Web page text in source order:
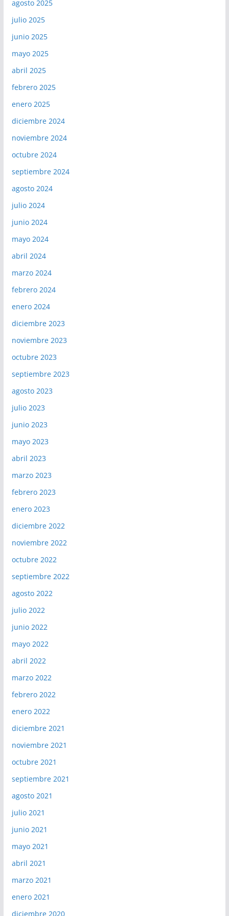
agosto 2025
julio 2025
junio 2025
mayo 2025
abril 2025
febrero 2025
enero 2025
diciembre 2024
noviembre 2024
octubre 2024
septiembre 2024
agosto 2024
julio 2024
junio 2024
mayo 2024
abril 2024
marzo 2024
febrero 2024
enero 2024
diciembre 2023
noviembre 2023
octubre 2023
septiembre 2023
agosto 2023
julio 2023
junio 2023
mayo 2023
abril 2023
marzo 2023
febrero 2023
enero 2023
diciembre 2022
noviembre 2022
octubre 2022
septiembre 2022
agosto 2022
julio 2022
junio 2022
mayo 2022
abril 2022
marzo 2022
febrero 2022
enero 2022
diciembre 2021
noviembre 2021
octubre 2021
septiembre 2021
agosto 2021
julio 2021
junio 2021
mayo 2021
abril 2021
marzo 2021
enero 2021
diciembre 2020